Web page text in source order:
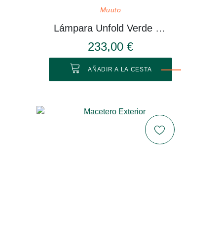
Muuto
Lámpara Unfold Verde Oliva
233,00 €
AÑADIR A LA CESTA